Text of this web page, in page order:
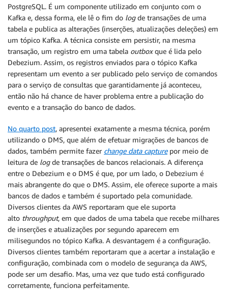
PostgreSQL. É um componente utilizado em conjunto com o
Kafka e, dessa forma, ele lê o fim do logde transações de uma
tabela e publica as alterações (inserções, atualizações deleções) em
um tópico Kafka. A técnica consiste em persistir, na mesma
transação, um registro em uma tabela outboxque é lida pelo
Debezium. Assim, os registros enviados para o tópico Kafka
representam um evento a ser publicado pelo serviço de comandos
para o serviço de consultas que garantidamente já aconteceu,
então não há chance de haver problema entre a publicação do
evento e a transação do banco de dados.
No quarto post, apresentei exatamente a mesma técnica, porém
utilizando o DMS, que além de efetuar migrações de bancos de
dados, também permite fazer change data capturepor meio de
leitura de logde transações de bancos relacionais. A diferença
entre o Debezium e o DMS é que, por um lado, o Debezium é
mais abrangente do que o DMS. Assim, ele oferece suporte a mais
bancos de dados e também é suportado pela comunidade.
Diversos clientes da AWS reportaram que ele suporta
alto throughput, em que dados de uma tabela que recebe milhares
de inserções e atualizações por segundo aparecem em
milisegundos no tópico Kafka. A desvantagem é a configuração.
Diversos clientes também reportaram que a acertar a instalação e
configuração, combinada com o modelo de segurança da AWS,
pode ser um desafio. Mas, uma vez que tudo está configurado
corretamente, funciona perfeitamente.